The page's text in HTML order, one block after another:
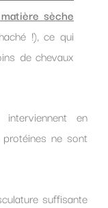
sèche
!), ce qui
de chevaux
en
ne sont
suffisante